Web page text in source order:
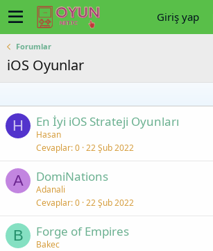
Giriş yap
Forumlar
iOS Oyunlar
H En İyi iOS Strateji Oyunları
Hasan
Cevaplar 0 22 Şub 2022
A DomiNations
Adanali
Cevaplar 0 22 Şub 2022
B Forge of Empires
Bakec